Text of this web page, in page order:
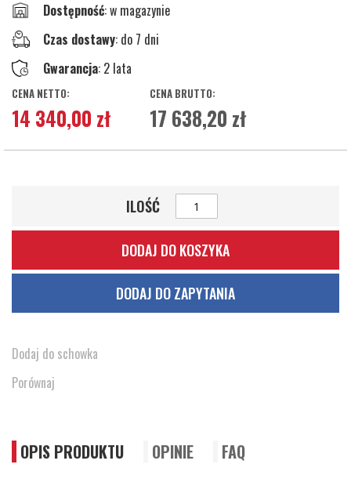
w magazynie
Czas dostawy: do 7 dni
Gwarancja: 2 lata
17 638,20 zł
14 340,00 zł
ILOŚĆ
DODAJ DO KOSZYKA
DODAJ DO ZAPYTANIA
Dodaj do schowka
Porównaj
OPIS PRODUKTU OPINIE FAQ